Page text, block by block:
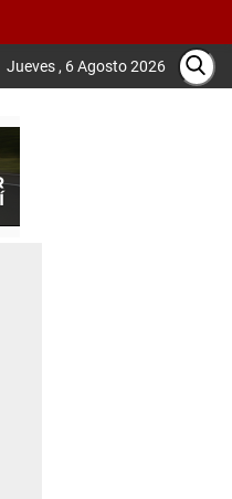
Jueves , 6 Agosto 2026